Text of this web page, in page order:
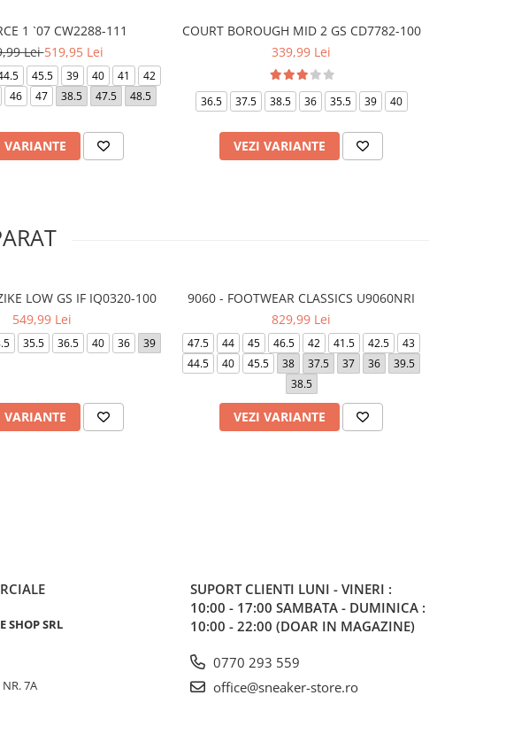
1 `07 CW2288-111
Lei519,95 Lei
45.5 39 40 41
42
46 47 38.5 47.5 48.5
VARIANTE
COURT BOROUGH MID 2 GS CD7782-100
339,99 Lei
36.5 37.5 38.5 36 35.5 39 40
VEZI VARIANTE
LOW GS IF IQ0320-100
549,99 Lei
35.5 36.5 40 36 39
VARIANTE
9060 - FOOTWEAR CLASSICS U9060NRI
829,99 Lei
47.5 44 45 46.5 42 41.5 42.5
43
44.5
40 45.5 38 37.5 37 36
39.5
38.5
VEZI VARIANTE
SHOP SRL
NR. 7A
SUPORT CLIENTI LUNI - VINERI :
10:00 - 17:00 SAMBATA - DUMINICA :
10:00 - 22:00 (DOAR IN MAGAZINE)
0770 293 559
office@sneaker-store.ro